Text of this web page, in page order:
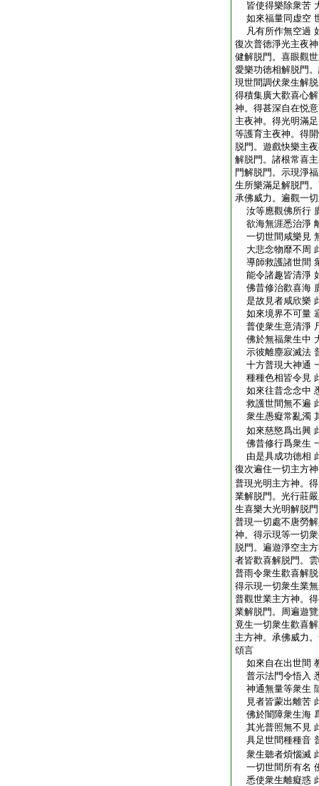
皆使得樂除衆苦
如來福量同虚空
凡有所作無空過
復次普徳淨光主夜
健解脱門。喜眼觀
愛樂功徳相解脱門
現世間調伏衆生解
得積集廣大歡喜心
神。得甚深自在悦
主夜神。得光明滿
等護育主夜神。得
脱門。遊戲快樂主
解脱門。諸根常喜
門解脱門。示現淨
生所樂滿足解脱門
承佛威力。遍觀一
汝等應觀佛所行
欲海無涯悉治淨
一切世間咸樂見
大悲念物靡不周
導師救護諸世間
能令諸趣皆清淨
佛昔修治歡喜海
是故見者咸欣樂
如來境界不可量
普使衆生意清淨
佛於無福衆生中
示彼離塵寂滅法
十方普現大神通
種種色相皆令見
如來往昔念念中
救護世間無不遍
衆生愚癡常亂濁
如來慈愍爲出興
佛昔修行爲衆生
由是具成功徳相
復次遍住一切主方
普現光明主方神。
業解脱門。光行莊
生喜樂大光明解脱
普現一切處不唐勞
神。得示現等一切
脱門。遍遊淨空主
者皆歡喜解脱門。
普雨令衆生歡喜解
得示現一切衆生業
普觀世業主方神。
業解脱門。周遍遊
竟生一切衆生歡喜
主方神。承佛威力
頌言
如來自在出世間
普示法門令悟入
神通無量等衆生
見者皆蒙出離苦
佛於闇障衆生海
其光普照無不見
具足世間種種音
衆生聽者煩惱滅
一切世間所有名
悉使衆生離癡惑